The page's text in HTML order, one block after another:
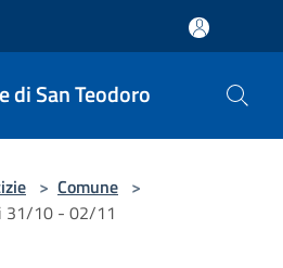
di San Teodoro
> Comune >
31/10 - 02/11